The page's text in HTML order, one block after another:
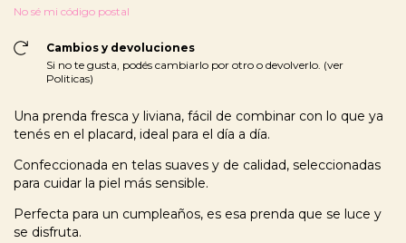
No sé mi código postal
Cambios y devoluciones
Si no te gusta, podés cambiarlo por otro o devolverlo. (ver
Politicas)
Una prenda fresca y liviana, fácil de combinar con lo que ya
tenés en el placard, ideal para el día a día.
Confeccionada en telas suaves y de calidad, seleccionadas
para cuidar la piel más sensible.
Perfecta para un cumpleaños, es esa prenda que se luce y
se disfruta.